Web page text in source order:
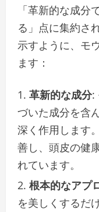
「革新的な成分
る」点に集約さ
示すように、モ
ます：
革新的な成分:
づいた成分を含
深く作用します
善し、頭皮の健
れています。
根本的なアプ
を美しくするだ